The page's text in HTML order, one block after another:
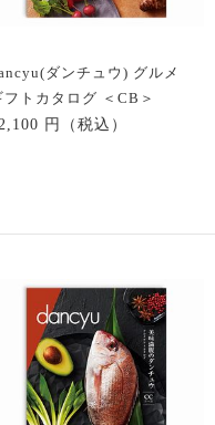
ダンチュウ) グルメ
フトカタログ ＜CB＞
円（税込）